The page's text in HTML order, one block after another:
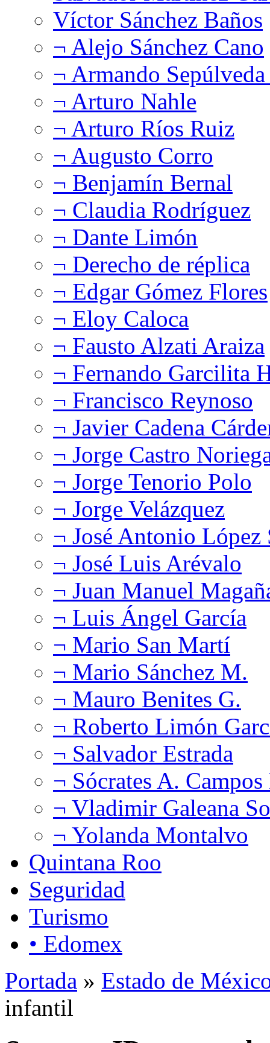
Víctor Sánchez Baños
¬ Alejo Sánchez Cano
¬ Armando
¬ Arturo Nahle
¬ Arturo Ríos Ruiz
¬ Augusto Corro
¬ Benjamín Bernal
¬ Claudia Rodríguez
¬ Dante Limón
¬ Derecho de réplica
¬ Edgar Gómez Flores
¬ Eloy Caloca
¬ Fausto Alzati Araiza
¬ Fernando Garcilita
¬ Francisco Reynoso
¬ Javier Cadena
¬ Jorge Castro
¬ Jorge Tenorio Polo
¬ Jorge Velázquez
¬ José Antonio López
¬ José Luis Arévalo
¬ Juan Manuel
¬ Luis Ángel García
¬ Mario San Martí
¬ Mario Sánchez M.
¬ Mauro Benites G.
¬ Roberto Limón
¬ Salvador Estrada
¬ Sócrates A.
¬ Vladimir Galeana
¬ Yolanda Montalvo
Quintana Roo
Seguridad
Turismo
• Edomex
Portada » Estado de
infantil